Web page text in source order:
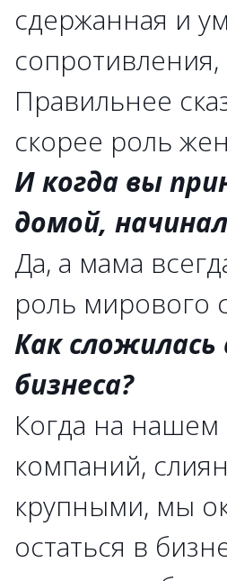
сдержанная и
Правильнее
скорее роль
И когда вы
домой,
Да, а мама
роль мирового
Как сложилась
бизнеса?
Когда на
компаний,
крупными, мы
остаться в